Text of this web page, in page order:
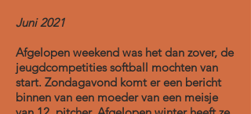
Juni 2021
Afgelopen weekend was het dan zover, de
jeugdcompetities softball mochten van
start. Zondagavond komt er een bericht
binnen van een moeder van een meisje